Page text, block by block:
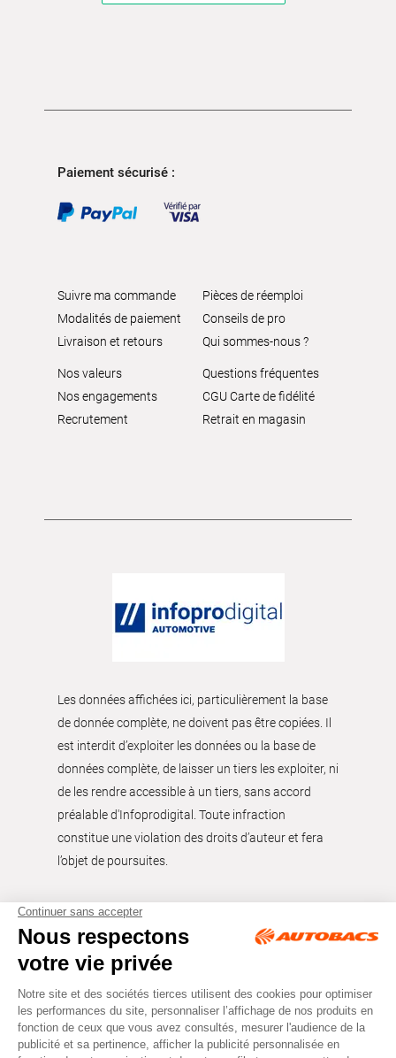
Paiement sécurisé :
Suivre ma commande
Modalités de paiement
Livraison et retours
Pièces de réemploi
Conseils de pro
Qui sommes-nous ?
Nos valeurs
Nos engagements
Recrutement
Questions fréquentes
CGU Carte de fidélité
Retrait en magasin
Les données affichées ici, particulièrement la base
de donnée complète, ne doivent pas être copiées. Il
est interdit d’exploiter les données ou la base de
données complète, de laisser un tiers les exploiter, ni
de les rendre accessible à un tiers, sans accord
préalable d'Infoprodigital. Toute infraction
constitue une violation des droits d’auteur et fera
l’objet de poursuites.
Tous droits réservés © Autobacs